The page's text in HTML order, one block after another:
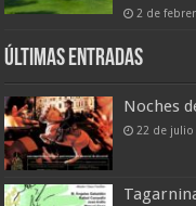
2 de
Últimas entradas
Noches
22 de julio